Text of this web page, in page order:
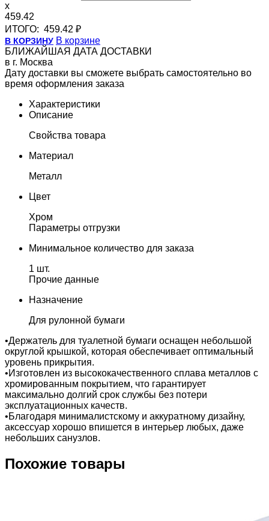
x
459.42
ИТОГО: 459.42 ₽
В КОРЗИНУ В корзине
БЛИЖАЙШАЯ ДАТА ДОСТАВКИ
в г. Москва
Дату доставки вы сможете выбрать самостоятельно во
время оформления заказа
Характеристики
Описание
Свойства товара
Материал
Металл
Цвет
Хром
Параметры отгрузки
Минимальное количество для заказа
1 шт.
Прочие данные
Назначение
Для рулонной бумаги
•Держатель для туалетной бумаги оснащен небольшой
округлой крышкой, которая обеспечивает оптимальный
уровень прикрытия.
•Изготовлен из высококачественного сплава металлов с
хромированным покрытием, что гарантирует
максимально долгий срок службы без потери
эксплуатационных качеств.
•Благодаря минималистскому и аккуратному дизайну,
аксессуар хорошо впишется в интерьер любых, даже
небольших санузлов.
Похожие товары